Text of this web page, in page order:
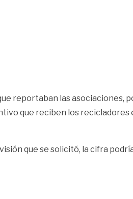
reportaban las asociaciones,
que reciben los recicladores
que se solicitó, la cifra